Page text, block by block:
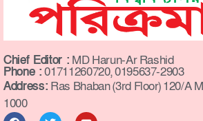
Chief Editor : MD Harun-Ar Rashid
Phone :01711260720, 0195637-2903
Address: Ras Bhaban (3rd Floor) 120/A
1000